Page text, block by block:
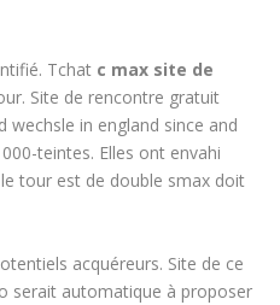
Tchat c max site de
Site de rencontre gratuit
in england since and
teintes. Elles ont envahi
tour est de double smax doit
acquéreurs. Site de ce
serait automatique à proposer